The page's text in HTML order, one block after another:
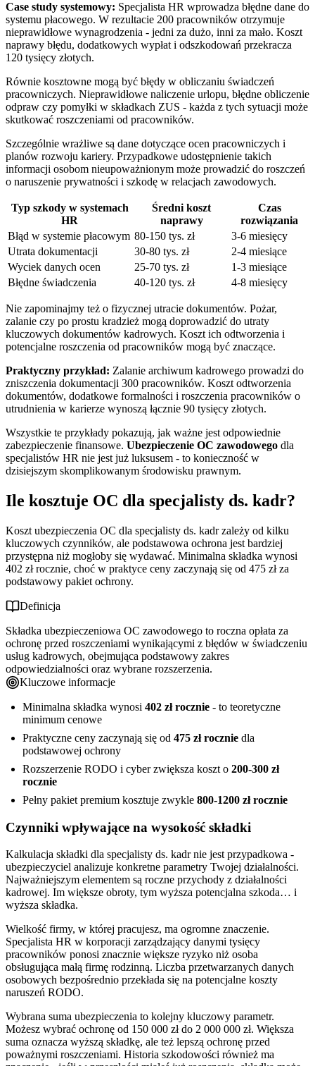
Case study systemowy: Specjalista HR wprowadza błędne dane do
systemu płacowego. W rezultacie 200 pracowników otrzymuje
nieprawidłowe wynagrodzenia - jedni za dużo, inni za mało. Koszt
naprawy błędu, dodatkowych wypłat i odszkodowań przekracza
120 tysięcy złotych.
Równie kosztowne mogą być błędy w obliczaniu świadczeń
pracowniczych. Nieprawidłowe naliczenie urlopu, błędne obliczenie
odpraw czy pomyłki w składkach ZUS - każda z tych sytuacji może
skutkować roszczeniami od pracowników.
Szczególnie wrażliwe są dane dotyczące ocen pracowniczych i
planów rozwoju kariery. Przypadkowe udostępnienie takich
informacji osobom nieupoważnionym może prowadzić do roszczeń
o naruszenie prywatności i szkodę w relacjach zawodowych.
Typ szkody w systemach
HR
Średni koszt
naprawy
Czas
rozwiązania
Błąd w systemie płacowym 80-150 tys. zł
3-6 miesięcy
Utrata dokumentacji
30-80 tys. zł
2-4 miesiące
Wyciek danych ocen
25-70 tys. zł
1-3 miesiące
Błędne świadczenia
40-120 tys. zł 4-8 miesięcy
Nie zapominajmy też o fizycznej utracie dokumentów. Pożar,
zalanie czy po prostu kradzież mogą doprowadzić do utraty
kluczowych dokumentów kadrowych. Koszt ich odtworzenia i
potencjalne roszczenia od pracowników mogą być znaczące.
Praktyczny przykład: Zalanie archiwum kadrowego prowadzi do
zniszczenia dokumentacji 300 pracowników. Koszt odtworzenia
dokumentów, dodatkowe formalności i roszczenia pracowników o
utrudnienia w karierze wynoszą łącznie 90 tysięcy złotych.
Wszystkie te przykłady pokazują, jak ważne jest odpowiednie
zabezpieczenie finansowe. Ubezpieczenie OC zawodowego dla
specjalistów HR nie jest już luksusem - to konieczność w
dzisiejszym skomplikowanym środowisku prawnym.
Ile kosztuje OC dla specjalisty ds. kadr?
Koszt ubezpieczenia OC dla specjalisty ds. kadr zależy od kilku
kluczowych czynników, ale podstawowa ochrona jest bardziej
przystępna niż mogłoby się wydawać. Minimalna składka wynosi
402 zł rocznie, choć w praktyce ceny zaczynają się od 475 zł za
podstawowy pakiet ochrony.
Definicja
Składka ubezpieczeniowa OC zawodowego to roczna opłata za
ochronę przed roszczeniami wynikającymi z błędów w świadczeniu
usług kadrowych, obejmująca podstawowy zakres
odpowiedzialności oraz wybrane rozszerzenia.
Kluczowe informacje
Minimalna składka wynosi 402 zł rocznie - to teoretyczne
minimum cenowe
Praktyczne ceny zaczynają się od 475 zł rocznie dla
podstawowej ochrony
Rozszerzenie RODO i cyber zwiększa koszt o 200-300 zł
rocznie
Pełny pakiet premium kosztuje zwykle 800-1200 zł rocznie
Czynniki wpływające na wysokość składki
Kalkulacja składki dla specjalisty ds. kadr nie jest przypadkowa -
ubezpieczyciel analizuje konkretne parametry Twojej działalności.
Najważniejszym elementem są roczne przychody z działalności
kadrowej. Im większe obroty, tym wyższa potencjalna szkoda… i
wyższa składka.
Wielkość firmy, w której pracujesz, ma ogromne znaczenie.
Specjalista HR w korporacji zarządzający danymi tysięcy
pracowników ponosi znacznie większe ryzyko niż osoba
obsługująca małą firmę rodzinną. Liczba przetwarzanych danych
osobowych bezpośrednio przekłada się na potencjalne koszty
naruszeń RODO.
Wybrana suma ubezpieczenia to kolejny kluczowy parametr.
Możesz wybrać ochronę od 150 000 zł do 2 000 000 zł. Większa
suma oznacza wyższą składkę, ale też lepszą ochronę przed
poważnymi roszczeniami. Historia szkodowości również ma